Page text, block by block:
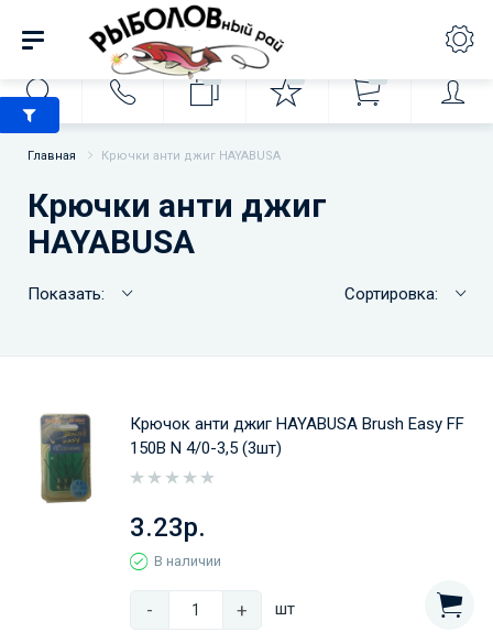
Главная Крючки анти джиг HAYABUSA
Крючки анти джиг
HAYABUSA
Показать: Сортировка:
Крючок анти джиг HAYABUSA Brush Easy FF
150B N 4/0-3,5 (3шт)
3.23р.
В наличии
- + шт